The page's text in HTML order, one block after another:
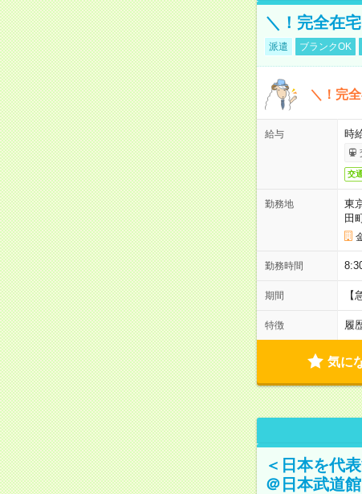
＼！完全在
派遣 ブランクOK
＼！完
給与 時
交
勤務地
東
田
勤務時間
期間
特徴 履
気に
＜日本を代
＠日本武道館